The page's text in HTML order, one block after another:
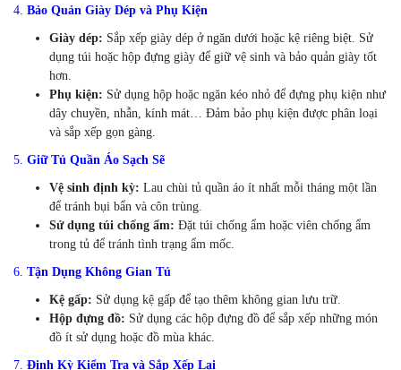
4. Bảo Quản Giày Dép và Phụ Kiện
Giày dép: Sắp xếp giày dép ở ngăn dưới hoặc kệ riêng biệt. Sử
dụng túi hoặc hộp đựng giày để giữ vệ sinh và bảo quản giày tốt
hơn.
Phụ kiện: Sử dụng hộp hoặc ngăn kéo nhỏ để đựng phụ kiện như
dây chuyền, nhẫn, kính mát… Đảm bảo phụ kiện được phân loại
và sắp xếp gọn gàng.
5. Giữ Tủ Quần Áo Sạch Sẽ
Vệ sinh định kỳ: Lau chùi tủ quần áo ít nhất mỗi tháng một lần
để tránh bụi bẩn và côn trùng.
Sử dụng túi chống ẩm: Đặt túi chống ẩm hoặc viên chống ẩm
trong tủ để tránh tình trạng ẩm mốc.
6. Tận Dụng Không Gian Tủ
Kệ gấp: Sử dụng kệ gấp để tạo thêm không gian lưu trữ.
Hộp đựng đồ: Sử dụng các hộp đựng đồ để sắp xếp những món
đồ ít sử dụng hoặc đồ mùa khác.
7. Định Kỳ Kiểm Tra và Sắp Xếp Lại